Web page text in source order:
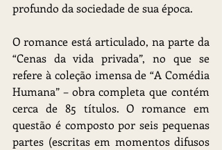
profundo da sociedade de sua época.
O romance está articulado, na parte da
“Cenas da vida privada”, no que se
refere à coleção imensa de “A Comédia
Humana” – obra completa que contém
cerca de 85 títulos. O romance em
questão é composto por seis pequenas
partes (escritas em momentos difusos